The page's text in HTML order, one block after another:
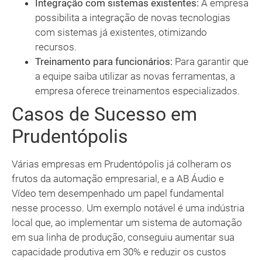
Integração com sistemas existentes: A empresa
possibilita a integração de novas tecnologias
com sistemas já existentes, otimizando
recursos.
Treinamento para funcionários: Para garantir que
a equipe saiba utilizar as novas ferramentas, a
empresa oferece treinamentos especializados.
Casos de Sucesso em
Prudentópolis
Várias empresas em Prudentópolis já colheram os
frutos da automação empresarial, e a AB Áudio e
Vídeo tem desempenhado um papel fundamental
nesse processo. Um exemplo notável é uma indústria
local que, ao implementar um sistema de automação
em sua linha de produção, conseguiu aumentar sua
capacidade produtiva em 30% e reduzir os custos